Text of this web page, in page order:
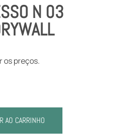
N 03
os preços.
AO CARRINHO